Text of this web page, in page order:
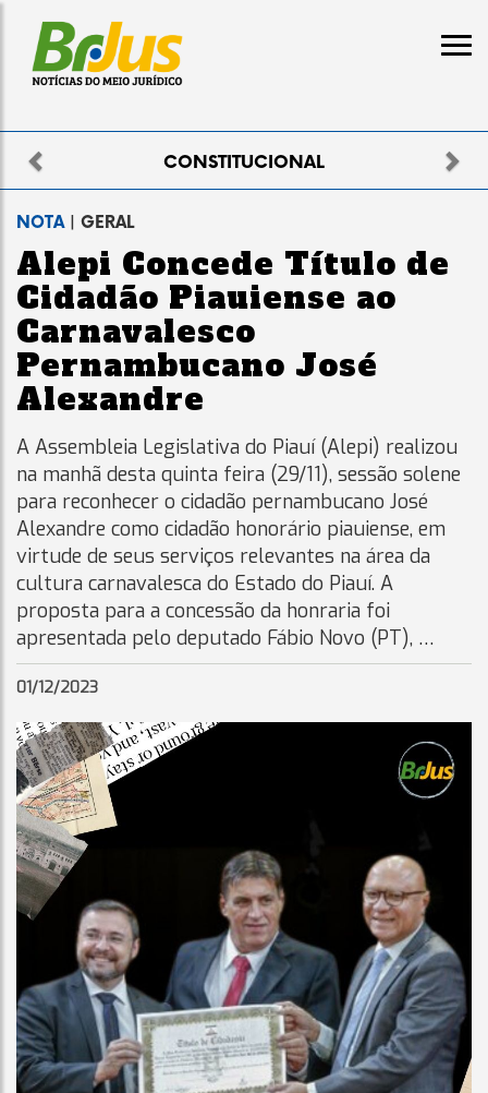
ELEITORAL
Previous
NOTA| GERAL
Alepi Concede Título de
Cidadão Piauiense ao
Carnavalesco
Pernambucano José
Alexandre
A Assembleia Legislativa do Piauí (Alepi) realizou
na manhã desta quinta feira (29/11), sessão solene
para reconhecer o cidadão pernambucano José
Alexandre como cidadão honorário piauiense, em
virtude de seus serviços relevantes na área da
cultura carnavalesca do Estado do Piauí. A
proposta para a concessão da honraria foi
apresentada pelo deputado Fábio Novo (PT), …
01/12/2023